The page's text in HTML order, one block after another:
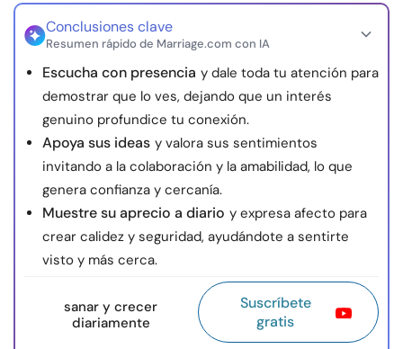
© Copyright 2026. Todos los derechos reservados.
Conclusiones clave
Resumen rápido de Marriage.com con IA
Escucha con presencia y dale toda tu atención para
demostrar que lo ves, dejando que un interés
genuino profundice tu conexión.
Apoya sus ideas y valora sus sentimientos
invitando a la colaboración y la amabilidad, lo que
genera confianza y cercanía.
Muestre su aprecio a diario y expresa afecto para
crear calidez y seguridad, ayudándote a sentirte
visto y más cerca.
sanar y crecer
diariamente
Suscríbete
gratis